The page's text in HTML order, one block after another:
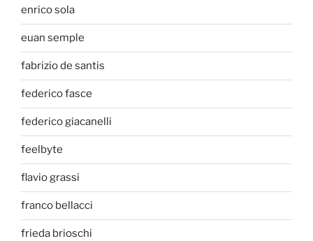
enrico sola
euan semple
fabrizio de santis
federico fasce
federico giacanelli
feelbyte
flavio grassi
franco bellacci
frieda brioschi